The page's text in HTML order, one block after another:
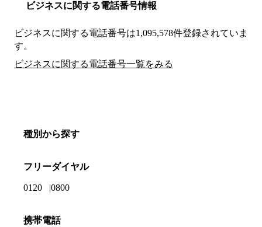
ビジネスに関する電話番号情報
ビジネスに関する電話番号は1,095,578件登録されていま
す。
ビジネスに関する電話番号一覧をみる
種別から探す
フリーダイヤル
0120 0800
携帯電話